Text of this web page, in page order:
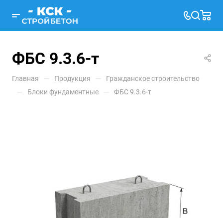
ФБС 9.3.6-т
Главная — Продукция — Гражданское строительство
— Блоки фундаментные — ФБС 9.3.6-т